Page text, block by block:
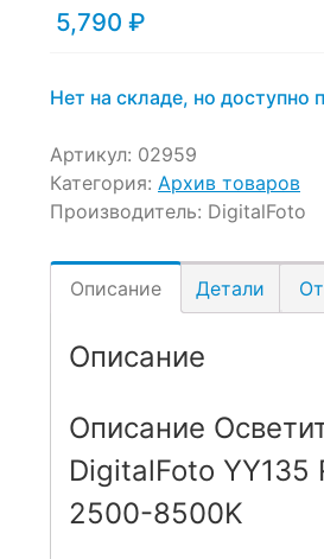
5,790 ₽
Нет на складе, но доступно
Артикул: 02959
Категория: Архив товаров
Производитель: DigitalFoto
Описание Детали
Описание
Описание
DigitalFoto YY135
2500-8500K